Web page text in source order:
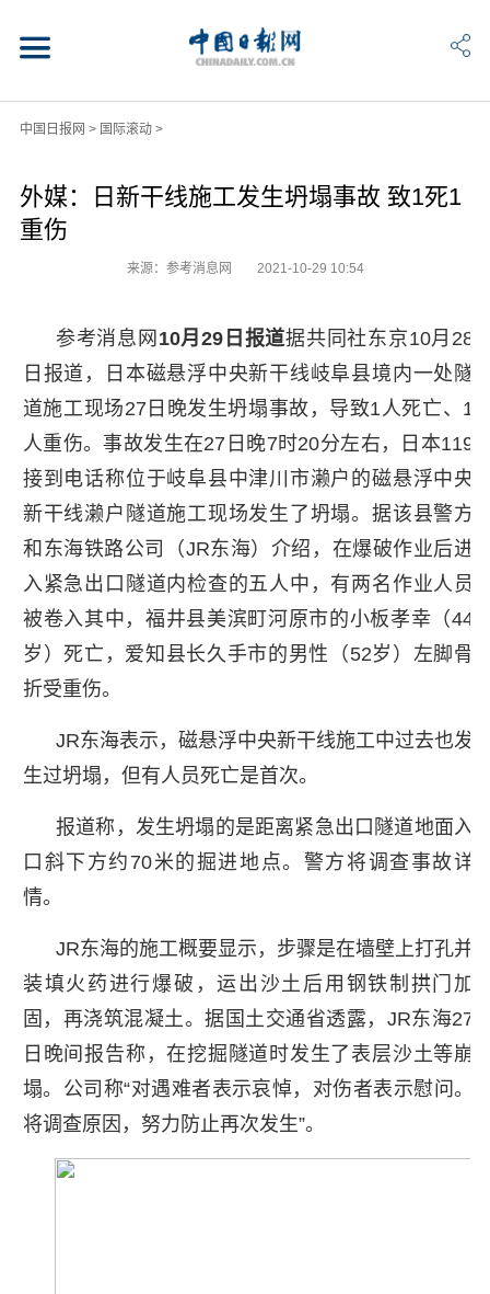
中国日报网 > 国际滚动>
外媒：日新干线施工发生坍塌事故 致1死1
重伤
来源：参考消息网 2021-10-29 10:54
参考消息网 10月29日报道据共同社东京10月28
日报道，日本磁悬浮中央新干线岐阜县境内一处隧
道施工现场27日晚发生坍塌事故，导致1人死亡、1
人重伤。事故发生在27日晚7时20分左右，日本119
接到电话称位于岐阜县中津川市濑户的磁悬浮中央
新干线濑户隧道施工现场发生了坍塌。据该县警方
和东海铁路公司（JR东海）介绍，在爆破作业后进
入紧急出口隧道内检查的五人中，有两名作业人员
被卷入其中，福井县美滨町河原市的小板孝幸（44
岁）死亡，爱知县长久手市的男性（52岁）左脚骨
折受重伤。
JR东海表示，磁悬浮中央新干线施工中过去也发
生过坍塌，但有人员死亡是首次。
报道称，发生坍塌的是距离紧急出口隧道地面入
口斜下方约70米的掘进地点。警方将调查事故详
情。
JR东海的施工概要显示，步骤是在墙壁上打孔并
装填火药进行爆破，运出沙土后用钢铁制拱门加
固，再浇筑混凝土。据国土交通省透露，JR东海27
日晚间报告称，在挖掘隧道时发生了表层沙土等崩
塌。公司称“对遇难者表示哀悼，对伤者表示慰问。
将调查原因，努力防止再次发生”。